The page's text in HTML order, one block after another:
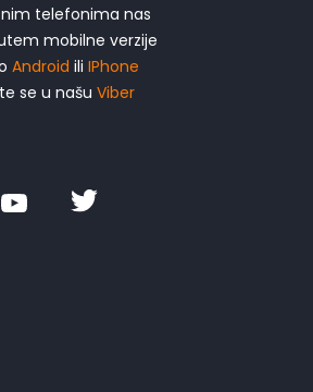
telefonima nas
mobilne verzije
Android ili IPhone
se u našu Viber